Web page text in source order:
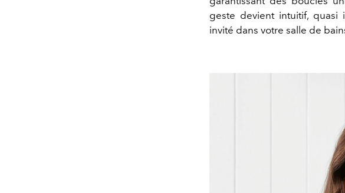
geste devient intuitif, quasi
invité dans votre salle de